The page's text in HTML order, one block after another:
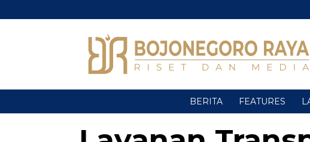
BERITA FEATURES